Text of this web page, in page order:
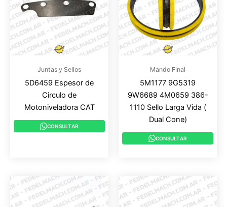
Juntas y Sellos
5D6459 Espesor de
Circulo de
Motoniveladora CAT
CONSULTAR
Mando Final
5M1177 9G5319
9W6689 4M0659 386-
1110 Sello Larga Vida (
Dual Cone)
CONSULTAR